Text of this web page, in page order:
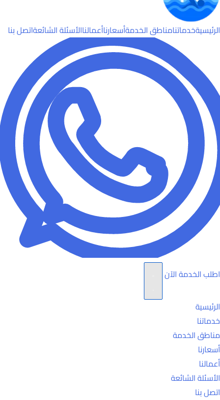
الرئيسيةخدماتنامناطق الخدمةأسعارناأعمالناالأسئلة الشائعةاتصل بنا
اطلب الخدمة الآن
الرئيسية
خدماتنا
مناطق الخدمة
أسعارنا
أعمالنا
الأسئلة الشائعة
اتصل بنا